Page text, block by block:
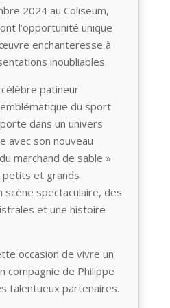
2024 au Coliseum,
l’opportunité unique
enchanteresse à
inoubliables.
patineur
du sport
dans un univers
avec son nouveau
marchand de sable »
et grands
scène spectaculaire, des
et une histoire
occasion de vivre un
compagnie de Philippe
talentueux partenaires.